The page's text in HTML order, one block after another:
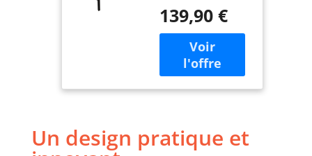
Plateau Bois
ép 25mm
solution compacte
avec une épaisseur
repliée de
seulement 11,5
cm. Parfait pour
les petits ateliers
STABILITÉ : Plateau
en bois MDF épais
139,90 €
Un design pratique et